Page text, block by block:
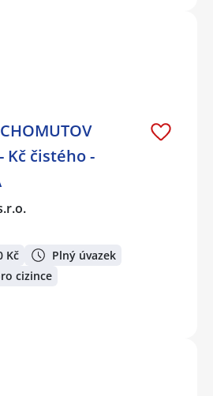
Kč čistého -
Kč
Plný úvazek
cizince